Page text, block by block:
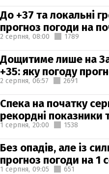
До +37 та локальні
прогноз погоди на
2 серпня, 08:00 1789
Дощитиме лише на
+35: яку погоду
2 серпня, 06:57 2691
Спека на початку
рекордні показники
1 серпня, 20:00 1538
Без опадів, але із
прогноз погоди на 1
1 серпня, 09:05 651